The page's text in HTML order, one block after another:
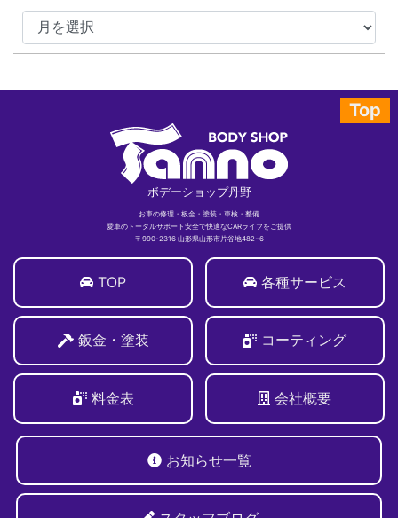
Top
ボデーショップ丹野
お車の修理・板金・塗装・車検・整備
愛車のトータルサポート安全で快適なCARライフをご提供
〒990-2316 山形県山形市片谷地482−6
TOP 各種サービス
鈑金・塗装 コーティング
料金表 会社概要
お知らせ一覧